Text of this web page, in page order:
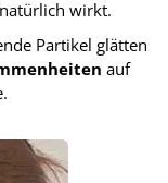
wirkt.
Partikel glätten
auf